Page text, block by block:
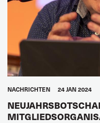
NACHRICHTEN 24 JAN 2024